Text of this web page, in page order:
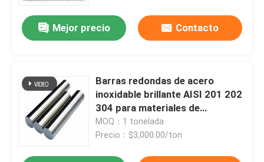
Mejor precio Contacto
Barras redondas de acero
inoxidable brillante AISI 201 202
304 para materiales de
construcción
MOQ：1 tonelada
Precio：$3,000.00/ton